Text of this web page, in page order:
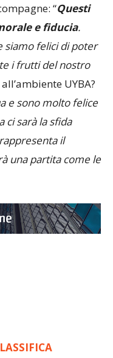
“Questi
e fiducia.
siamo felici di poter
i frutti del nostro
UYBA?
e sono molto felice
ci sarà la sfida
il
una partita come le